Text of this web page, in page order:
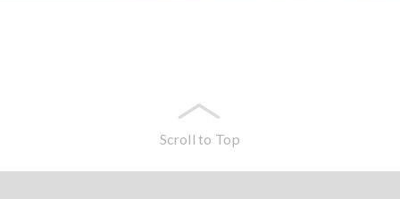
Scroll to Top